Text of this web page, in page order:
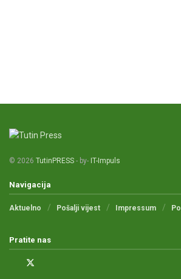
© 2026 TutinPRESS - by- IT-Impuls
Navigacija
Aktuelno Pošalji vijest Impressum
Pratite nas